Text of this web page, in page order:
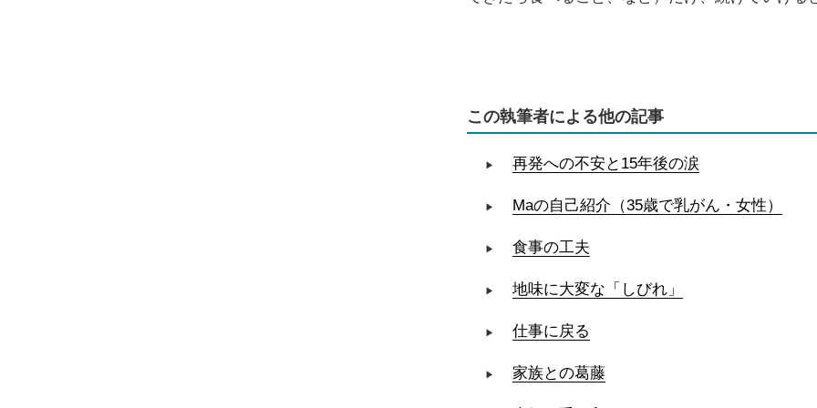
この執筆者による他の記事
再発への不安と15年後の涙
Maの自己紹介（35歳で乳がん・女性）
食事の工夫
地味に大変な「しびれ」
仕事に戻る
家族との葛藤